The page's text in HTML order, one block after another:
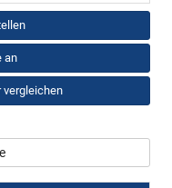
an
vergleichen